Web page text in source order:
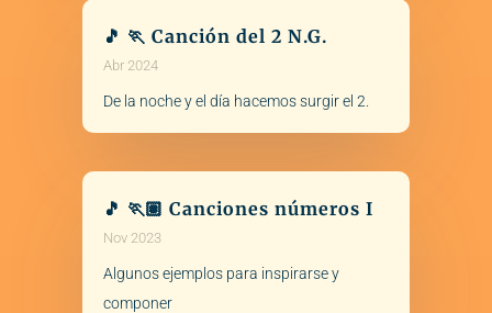
🎵 🏃 Canción del 2 N.G.
Abr 2024
De la noche y el día hacemos surgir el 2.
🎵 🏃🏽 Canciones números I
Nov 2023
Algunos ejemplos para inspirarse y
componer